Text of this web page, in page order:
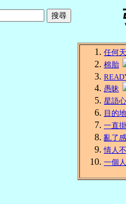
任何
棉胎
愚昧
星語
目的地
一直
亂了
情人
一個